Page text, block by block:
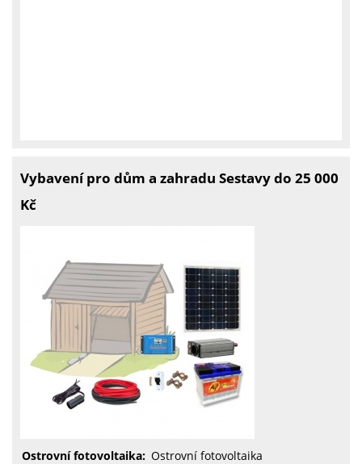
Vybavení pro dům a zahradu Sestavy do 25 000
Kč
Ostrovní fotovoltaika: Ostrovní fotovoltaika